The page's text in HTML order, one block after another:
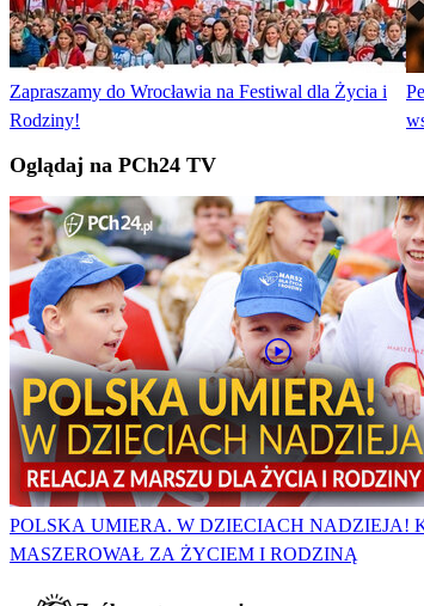
Zapraszamy do Wrocławia na Festiwal dla Życia i
Rodziny!
Oglądaj na PCh24 TV
POLSKA UMIERA. W DZIECIACH NADZIEJA!
MASZEROWAŁ ZA ŻYCIEM I RODZINĄ